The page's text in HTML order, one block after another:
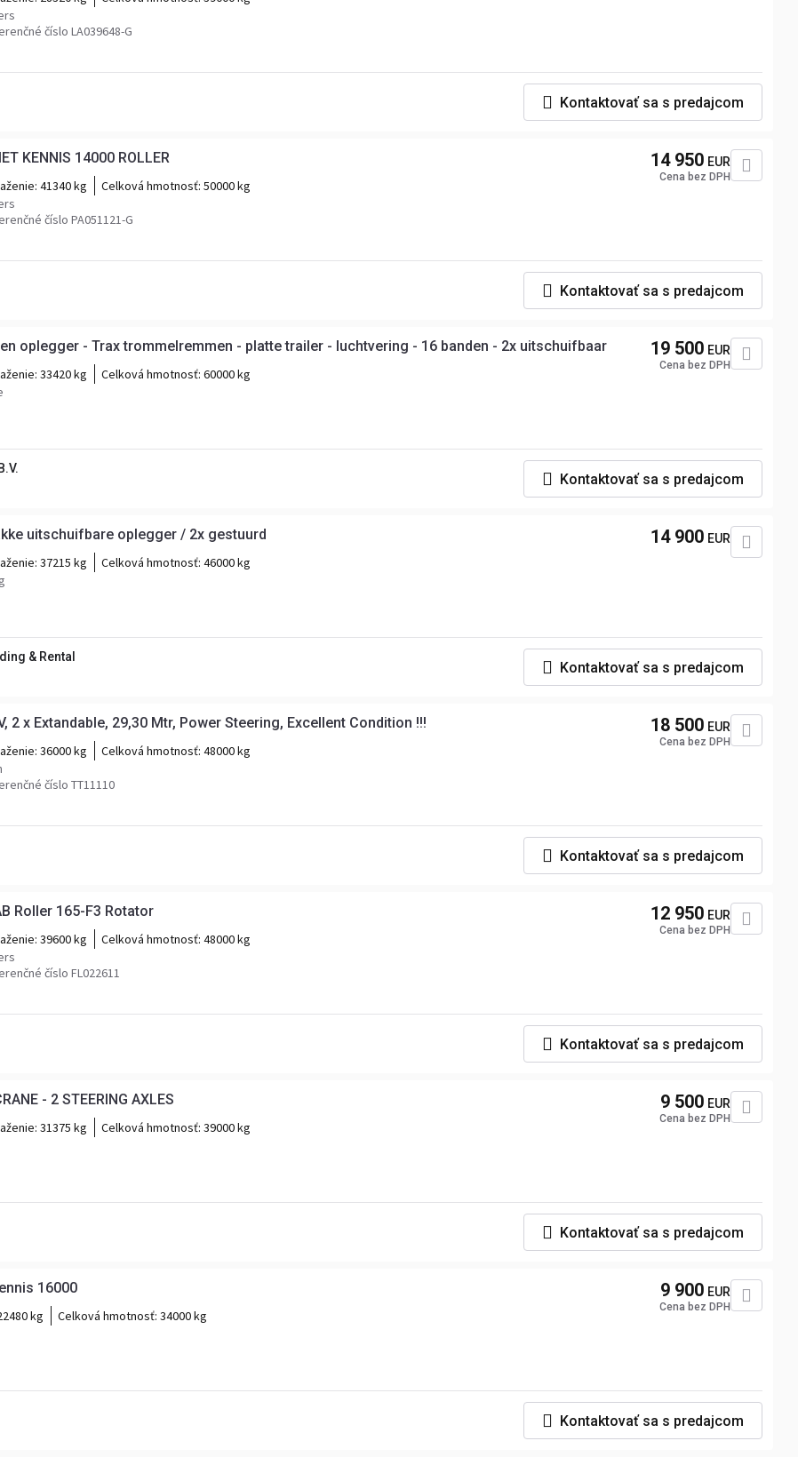
číslo LA039648-G
Kontaktovať sa s predajcom
KENNIS 14000 ROLLER
41340 kg Celková hmotnosť: 50000 kg
číslo PA051121-G
14 950 EUR
Cena bez DPH
Kontaktovať sa s predajcom
oplegger - Trax trommelremmen - platte trailer - luchtvering - 16 banden - 2x uitschuifbaar
33420 kg Celková hmotnosť: 60000 kg
19 500 EUR
Cena bez DPH
Kontaktovať sa s predajcom
uitschuifbare oplegger / 2x gestuurd
37215 kg Celková hmotnosť: 46000 kg
14 900 EUR
& Rental
Kontaktovať sa s predajcom
2 x Extandable, 29,30 Mtr, Power Steering, Excellent Condition !!!
36000 kg Celková hmotnosť: 48000 kg
číslo TT11110
18 500 EUR
Cena bez DPH
Kontaktovať sa s predajcom
Roller 165-F3 Rotator
39600 kg Celková hmotnosť: 48000 kg
číslo FL022611
12 950 EUR
Cena bez DPH
Kontaktovať sa s predajcom
- 2 STEERING AXLES
31375 kg Celková hmotnosť: 39000 kg
9 500 EUR
Cena bez DPH
Kontaktovať sa s predajcom
16000
kg Celková hmotnosť: 34000 kg
9 900 EUR
Cena bez DPH
Kontaktovať sa s predajcom